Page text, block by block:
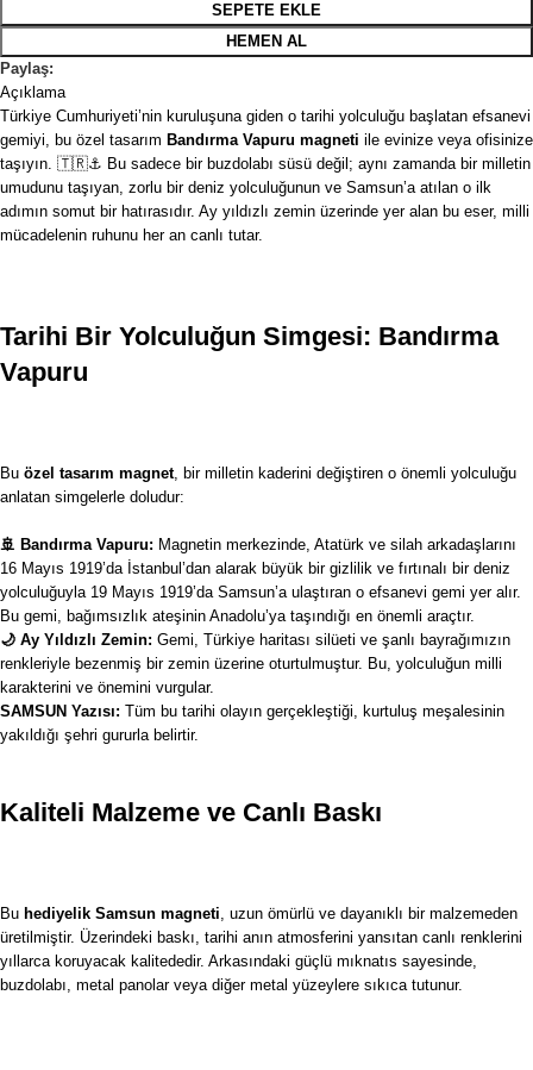
SEPETE EKLE
HEMEN AL
Paylaş:
Açıklama
Türkiye Cumhuriyeti’nin kuruluşuna giden o tarihi yolculuğu başlatan efsanevi
gemiyi, bu özel tasarım Bandırma Vapuru magneti ile evinize veya ofisinize
taşıyın. 🇹🇷⚓ Bu sadece bir buzdolabı süsü değil; aynı zamanda bir milletin
umudunu taşıyan, zorlu bir deniz yolculuğunun ve Samsun’a atılan o ilk
adımın somut bir hatırasıdır. Ay yıldızlı zemin üzerinde yer alan bu eser, milli
mücadelenin ruhunu her an canlı tutar.
Tarihi Bir Yolculuğun Simgesi: Bandırma
Vapuru
Bu özel tasarım magnet, bir milletin kaderini değiştiren o önemli yolculuğu
anlatan simgelerle doludur:
🚢 Bandırma Vapuru: Magnetin merkezinde, Atatürk ve silah arkadaşlarını
16 Mayıs 1919’da İstanbul’dan alarak büyük bir gizlilik ve fırtınalı bir deniz
yolculuğuyla 19 Mayıs 1919’da Samsun’a ulaştıran o efsanevi gemi yer alır.
Bu gemi, bağımsızlık ateşinin Anadolu’ya taşındığı en önemli araçtır.
🌙 Ay Yıldızlı Zemin: Gemi, Türkiye haritası silüeti ve şanlı bayrağımızın
renkleriyle bezenmiş bir zemin üzerine oturtulmuştur. Bu, yolculuğun milli
karakterini ve önemini vurgular.
SAMSUN Yazısı: Tüm bu tarihi olayın gerçekleştiği, kurtuluş meşalesinin
yakıldığı şehri gururla belirtir.
Kaliteli Malzeme ve Canlı Baskı
Bu hediyelik Samsun magneti, uzun ömürlü ve dayanıklı bir malzemeden
üretilmiştir. Üzerindeki baskı, tarihi anın atmosferini yansıtan canlı renklerini
yıllarca koruyacak kalitededir. Arkasındaki güçlü mıknatıs sayesinde,
buzdolabı, metal panolar veya diğer metal yüzeylere sıkıca tutunur.